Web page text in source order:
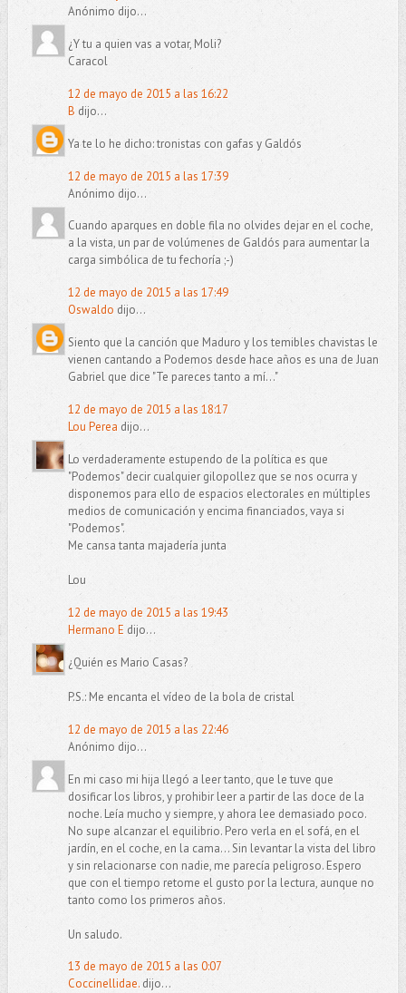
Anónimo dijo...
¿Y tu a quien vas a votar, Moli?
Caracol
12 de mayo de 2015 a las 16:22
B dijo...
Ya te lo he dicho: tronistas con gafas y Galdós
12 de mayo de 2015 a las 17:39
Anónimo dijo...
Cuando aparques en doble fila no olvides dejar en el coche,
a la vista, un par de volúmenes de Galdós para aumentar la
carga simbólica de tu fechoría ;-)
12 de mayo de 2015 a las 17:49
Oswaldo dijo...
Siento que la canción que Maduro y los temibles chavistas le
vienen cantando a Podemos desde hace años es una de Juan
Gabriel que dice "Te pareces tanto a mí..."
12 de mayo de 2015 a las 18:17
Lou Perea dijo...
Lo verdaderamente estupendo de la política es que
"Podemos" decir cualquier gilopollez que se nos ocurra y
disponemos para ello de espacios electorales en múltiples
medios de comunicación y encima financiados, vaya si
"Podemos".
Me cansa tanta majadería junta
Lou
12 de mayo de 2015 a las 19:43
Hermano E dijo...
¿Quién es Mario Casas?
P.S.: Me encanta el vídeo de la bola de cristal
12 de mayo de 2015 a las 22:46
Anónimo dijo...
En mi caso mi hija llegó a leer tanto, que le tuve que
dosificar los libros, y prohibir leer a partir de las doce de la
noche. Leía mucho y siempre, y ahora lee demasiado poco.
No supe alcanzar el equilibrio. Pero verla en el sofá, en el
jardín, en el coche, en la cama... Sin levantar la vista del libro
y sin relacionarse con nadie, me parecía peligroso. Espero
que con el tiempo retome el gusto por la lectura, aunque no
tanto como los primeros años.
Un saludo.
13 de mayo de 2015 a las 0:07
Coccinellidae.dijo...